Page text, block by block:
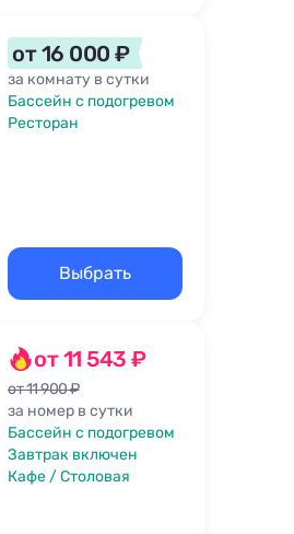
от 16 000 ₽
за комнату в сутки
Бассейн с подогревом
Ресторан
Выбрать
от 11 543 ₽
от 11 900 ₽
за номер в сутки
Бассейн с подогревом
Завтрак включен
Кафе / Столовая